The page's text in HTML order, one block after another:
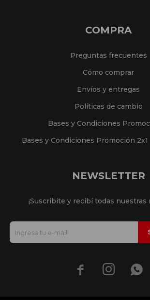
COMPRA
Preguntas frecuentes
Cómo comprar
Envíos y entregas
Políticas de cambio
Bases y Condiciones
Bases y Condiciones Promoción 2x1
NEWSLETTER
¡Suscribite y recibí todas nuestras
  